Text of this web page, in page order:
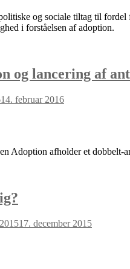
og sociale tiltag til
i forståelsen af adoption.
og lancering af
14. februar 2016
Adoption afholder et dobbelt-
17. december 2015